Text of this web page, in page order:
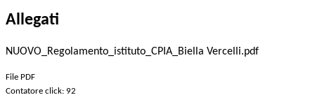
Allegati
NUOVO_Regolamento_istituto_CPIA_Biella Vercelli.pdf
File PDF
Contatore click: 92